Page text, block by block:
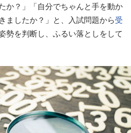
か？」「自分でちゃんと手を動か
ましたか？」と、入試問題から受
勢を判断し、ふるい落としをして